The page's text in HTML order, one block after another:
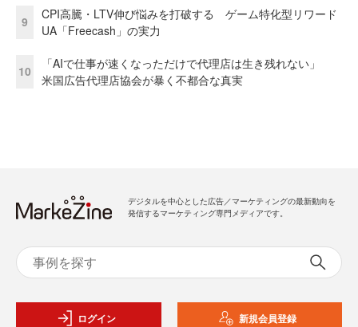
9
CPI高騰・LTV伸び悩みを打破する ゲーム特化型リワード
UA「Freecash」の実力
10
「AIで仕事が速くなっただけで代理店は生き残れない」
米国広告代理店協会が暴く不都合な真実
デジタルを中心とした広告／マーケティングの最新動向を
発信するマーケティング専門メディアです。
ログイン 新規会員登録